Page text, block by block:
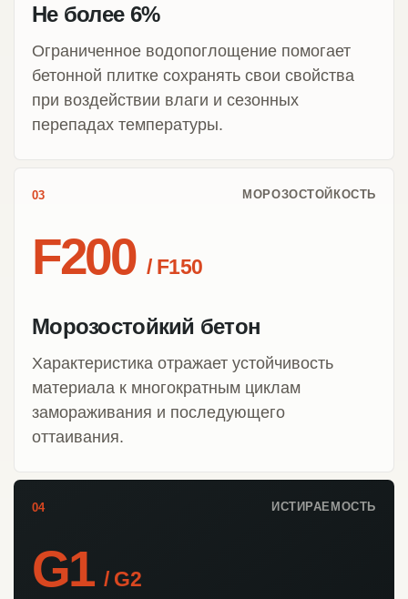
Не более 6%
Ограниченное водопоглощение помогает
бетонной плитке сохранять свои свойства
при воздействии влаги и сезонных
перепадах температуры.
03 МОРОЗОСТОЙКОСТЬ
F200 / F150
Морозостойкий бетон
Характеристика отражает устойчивость
материала к многократным циклам
замораживания и последующего
оттаивания.
04 ИСТИРАЕМОСТЬ
G1/ G2